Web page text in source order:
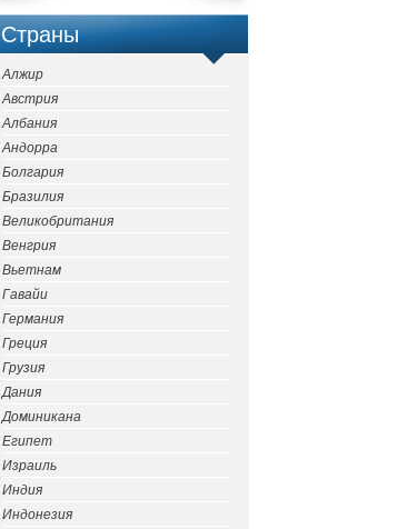
Страны
Алжир
Австрия
Албания
Андорра
Болгария
Бразилия
Великобритания
Венгрия
Вьетнам
Гавайи
Германия
Греция
Грузия
Дания
Доминикана
Египет
Израиль
Индия
Индонезия